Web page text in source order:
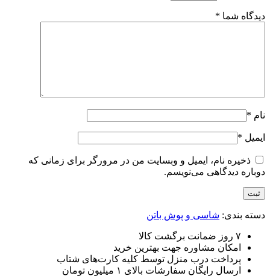
دیدگاه شما *
نام *
ایمیل *
ذخیره نام، ایمیل و وبسایت من در مرورگر برای زمانی که
دوباره دیدگاهی می‌نویسم.
دسته بندی: شاسی و پوش باتن
۷ روز ضمانت برگشت کالا
امکان مشاوره جهت بهترین خرید
پرداخت درب منزل توسط کلیه کارت‌های شتاب
ارسال رایگان سفارشات بالای ۱ میلیون تومان